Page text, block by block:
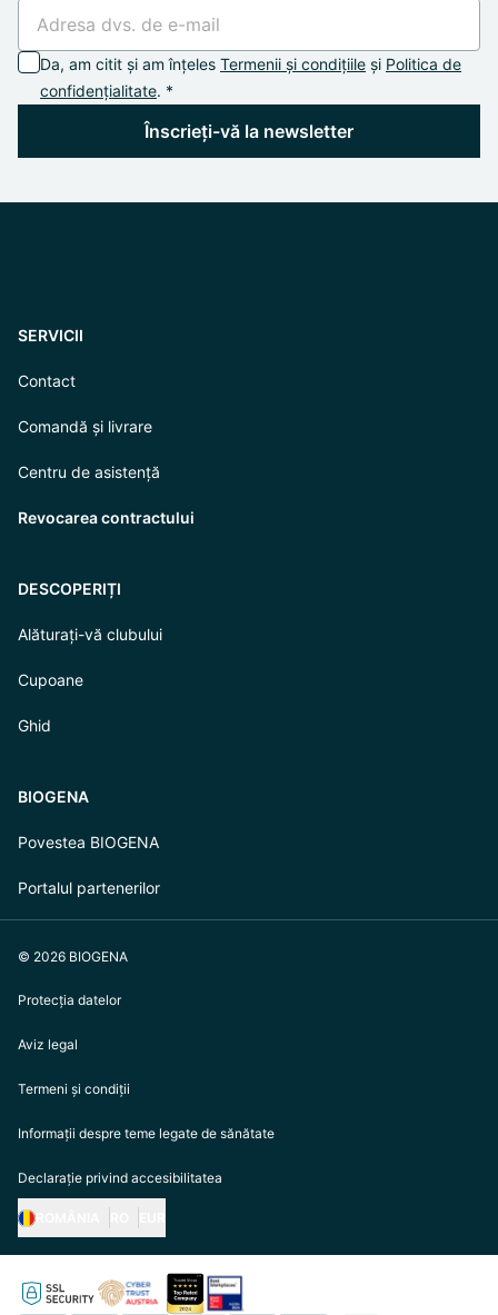
Da, am citit și am înțeles Termenii și condițiile și Politica de
confidențialitate. *
Înscrieți-vă la newsletter
SERVICII
Contact
Comandă și livrare
Centru de asistență
Revocarea contractului
DESCOPERIȚI
Alăturați-vă clubului
Cupoane
Ghid
BIOGENA
Povestea BIOGENA
Portalul partenerilor
© 2026 BIOGENA
Protecția datelor
Aviz legal
Termeni și condiții
Informații despre teme legate de sănătate
Declarație privind accesibilitatea
https://biogena.com/de-at
https://biogena.com/de-de
https://biogena.com/de-ch